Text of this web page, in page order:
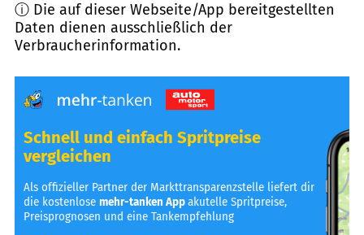
ⓘ Die auf dieser Webseite/App bereitgestellten
Daten dienen ausschließlich der
Verbraucherinformation.
Schnell und einfach Spritpreise
vergleichen
Als offizieller Partner der Markttransparenzstelle liefert dir
die kostenlosemehr-tanken Appakutelle Spritpreise,
Preisprognosen und eine Tankempfehlung